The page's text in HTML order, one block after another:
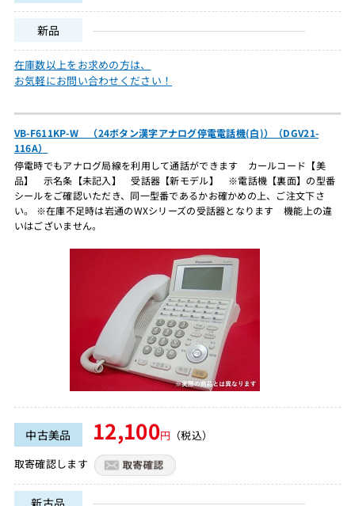
新品
在庫数以上をお求めの方は、
お気軽にお問い合わせください！
VB-F611KP-W （24ボタン漢字アナログ停電電話機(白)）（DGV21-
116A）
停電時でもアナログ局線を利用して通話ができます カールコード【美
品】 示名条【未記入】 受話器【新モデル】 ※電話機【裏面】の型番
シールをご確認いただき、同一型番であるかお確かめの上、ご注文下さ
い。 ※在庫不足時は岩通のWXシリーズの受話器となります 機能上の違
いはございません。
中古美品 12,100円 （税込）
取寄確認します